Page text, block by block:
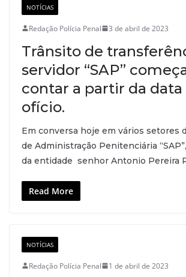
NOTÍCIAS
Redação Polícia Penal 3 de abril de 2023
Trânsito de
servidor “SAP”
contar a partir da data
ofício.
Em conversa hoje em vários setores
de Administração Penitenciária
da entidade senhor Antonio Pereira
Read More
NOTÍCIAS
Redação Polícia Penal 1 de abril de 2023